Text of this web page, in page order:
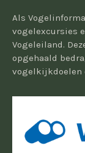
Als
vogelexcursies
Vogeleiland.
opgehaald
vogelkijkdoelen